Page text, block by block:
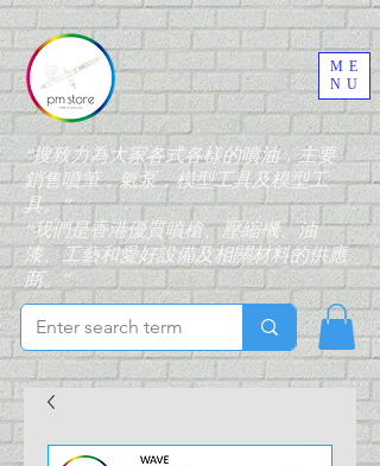
“搜致力為大家各式各樣的噴油，主要
銷售噴筆，氣泵，模型工具及模型工
具。”
“我們是香港優質噴槍、壓縮機、油
漆、工藝和愛好設備及相關材料的供應
商。”
ME
NU